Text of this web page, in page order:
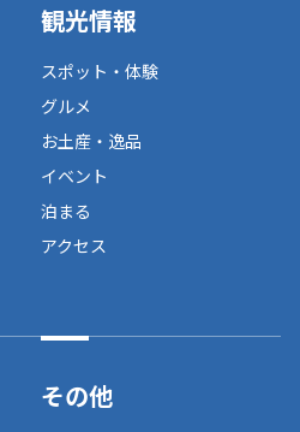
観光情報
スポット・体験
グルメ
お土産・逸品
イベント
泊まる
アクセス
その他